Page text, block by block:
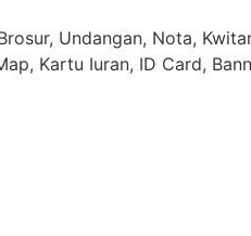
Undangan, Nota,
Kartu Iuran, ID Card,